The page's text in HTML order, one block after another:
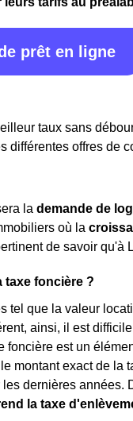
prêt en ligne
taux sans
offres de
la demande de
où la
de savoir qu'à
taxe foncière ?
tel que la valeur
ainsi, il est
foncière est un
montant exact de la
les dernières années.
la taxe